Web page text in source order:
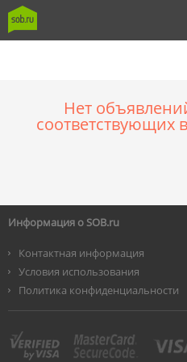
Нет
соответствующих
Информация о SOB.ru
Контактная информация
Условия использования
Политика конфиденциальности